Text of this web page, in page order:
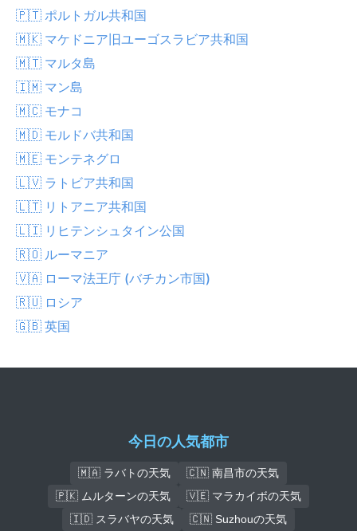
🇵🇹 ポルトガル共和国
🇲🇰 マケドニア旧ユーゴスラビア共和国
🇲🇹 マルタ島
🇮🇲 マン島
🇲🇨 モナコ
🇲🇩 モルドバ共和国
🇲🇪 モンテネグロ
🇱🇻 ラトビア共和国
🇱🇹 リトアニア共和国
🇱🇮 リヒテンシュタイン公国
🇷🇴 ルーマニア
🇻🇦 ローマ法王庁 (バチカン市国)
🇷🇺 ロシア
🇬🇧 英国
今日の人気都市
🇲🇦 ラバトの天気
🇨🇳 南昌市の天気
🇵🇰 ムルターンの天気
🇻🇪 マラカイボの天気
🇮🇩 スラバヤの天気
🇨🇳 Suzhouの天気